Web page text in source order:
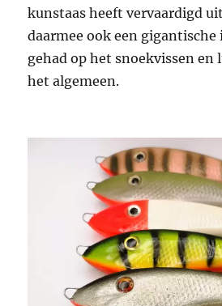
kunstaas heeft vervaardigd
daarmee ook een
gehad op het snoekvissen
het algemeen.